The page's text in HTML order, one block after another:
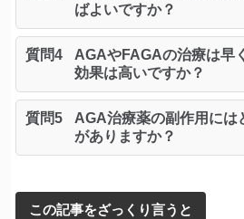
ばよいですか？
質問4
AGAやFAGAの治療は早
効果は高いですか？
質問5
AGA治療薬の副作用には
がありますか？
この記事をざっくり言うと